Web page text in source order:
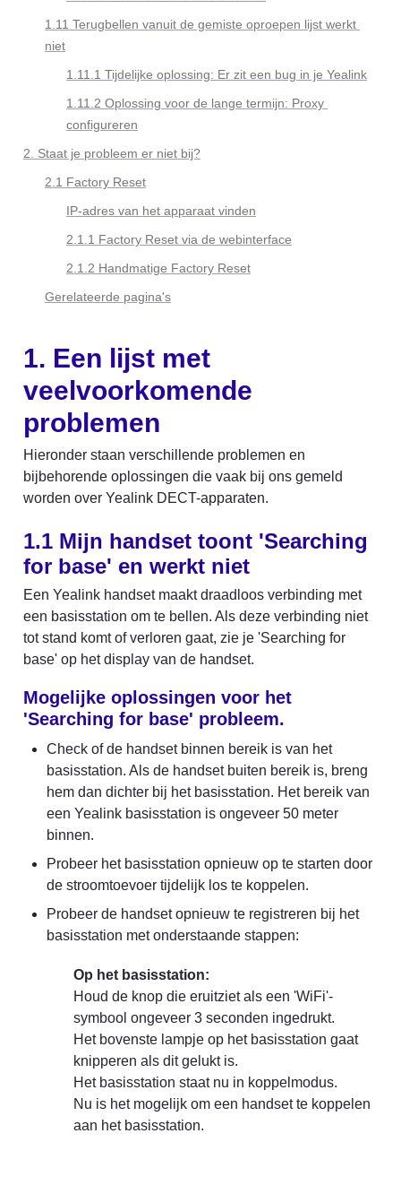
1.11 Terugbellen vanuit de gemiste oproepen lijst werkt
niet
1.11.1 Tijdelijke oplossing: Er zit een bug in je Yealink
1.11.2 Oplossing voor de lange termijn: Proxy
configureren
2. Staat je probleem er niet bij?
2.1 Factory Reset
IP-adres van het apparaat vinden
2.1.1 Factory Reset via de webinterface
2.1.2 Handmatige Factory Reset
Gerelateerde pagina's
1. Een lijst met
veelvoorkomende
problemen
Hieronder staan verschillende problemen en
bijbehorende oplossingen die vaak bij ons gemeld
worden over Yealink DECT-apparaten.
1.1 Mijn handset toont 'Searching
for base' en werkt niet
Een Yealink handset maakt draadloos verbinding met
een basisstation om te bellen. Als deze verbinding niet
tot stand komt of verloren gaat, zie je 'Searching for
base' op het display van de handset.
Mogelijke oplossingen voor het
'Searching for base' probleem.
Check of de handset binnen bereik is van het
basisstation. Als de handset buiten bereik is, breng
hem dan dichter bij het basisstation. Het bereik van
een Yealink basisstation is ongeveer 50 meter
binnen.
Probeer het basisstation opnieuw op te starten door
de stroomtoevoer tijdelijk los te koppelen.
Probeer de handset opnieuw te registreren bij het
basisstation met onderstaande stappen:
Houd de knop die eruitziet als een 'WiFi'-
symbool ongeveer 3 seconden ingedrukt.
Het bovenste lampje op het basisstation gaat
knipperen als dit gelukt is.
Het basisstation staat nu in koppelmodus.
Nu is het mogelijk om een handset te koppelen
aan het basisstation.